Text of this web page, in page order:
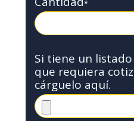
*
Si tiene un
que requiera
cárguelo aquí.